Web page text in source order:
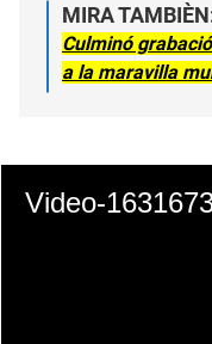
MIRA
Culminó
a la maravilla
Video-